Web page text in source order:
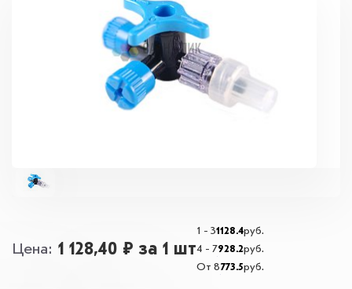
Цена 1 128,40 ₽ за 1 шт
1 - 31128.4руб.
4 - 7928.2руб.
От 8773.5руб.